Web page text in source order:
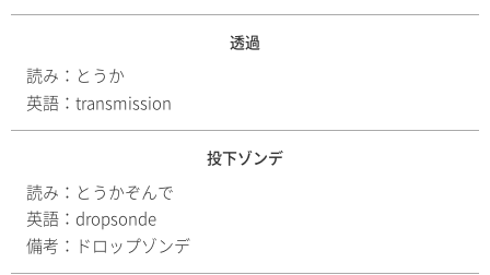
透過
読み： とうか
英語： transmission
投下ゾンデ
読み： とうかぞんで
英語： dropsonde
備考： ドロップゾンデ